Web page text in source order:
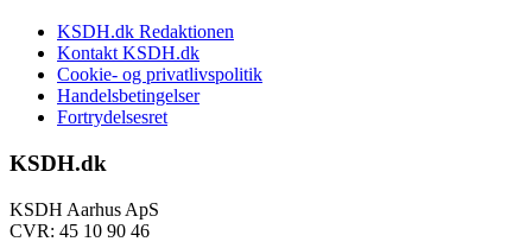
KSDH.dk Redaktionen
Kontakt KSDH.dk
Cookie- og privatlivspolitik
Handelsbetingelser
Fortrydelsesret
KSDH.dk
KSDH Aarhus ApS
CVR: 45 10 90 46